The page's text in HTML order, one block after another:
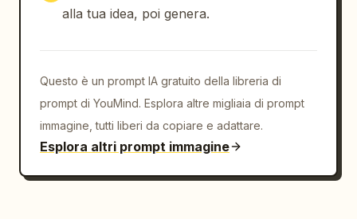
alla tua idea, poi genera.
Questo è un prompt IA gratuito della libreria di
prompt di YouMind. Esplora altre migliaia di prompt
immagine, tutti liberi da copiare e adattare.
Esplora altri prompt immagine